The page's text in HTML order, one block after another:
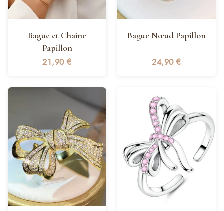
Bague et Chaine
Papillon
21,90€
Bague Nœud Papillon
24,90€